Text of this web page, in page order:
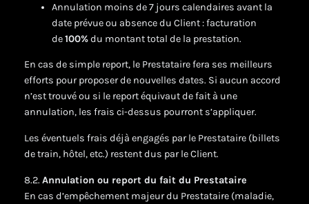
Annulation moins de 7 jours calendaires avant la
date prévue ou absence du Client : facturation
de100%du montant total de la prestation.
En cas de simple report, le Prestataire fera ses meilleurs
efforts pour proposer de nouvelles dates. Si aucun accord
n’est trouvé ou si le report équivaut de fait à une
annulation, les frais ci-dessus pourront s’appliquer.
Les éventuels frais déjà engagés par le Prestataire (billets
de train, hôtel, etc.) restent dus par le Client.
8.2. Annulation ou report du fait du Prestataire
En cas d’empêchement majeur du Prestataire (maladie,